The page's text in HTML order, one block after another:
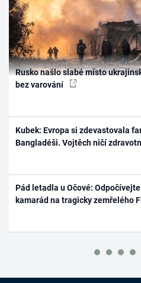
Rusko našlo slabé místo
bez varování
Kubek: Evropa si zdevastovala
Bangladéši. Vojtěch ničí
Pád letadla u Očové:
kamarád na tragicky zemřelého